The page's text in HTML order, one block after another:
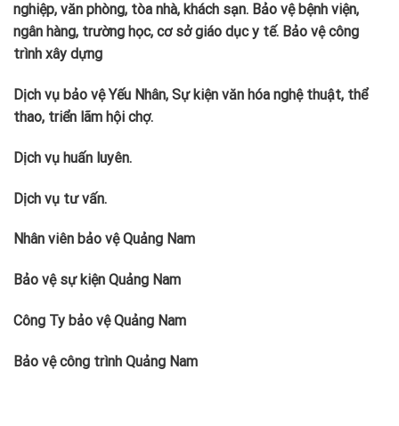
nghiệp, văn phòng, tòa nhà, khách sạn. Bảo vệ bệnh viện,
ngân hàng, trường học, cơ sở giáo dục y tế. Bảo vệ công
trình xây dựng
Dịch vụ bảo vệ Yếu Nhân, Sự kiện văn hóa nghệ thuật, thể
thao, triển lãm hội chợ.
Dịch vụ huấn luyên.
Dịch vụ tư vấn.
Nhân viên bảo vệ Quảng Nam
Bảo vệ sự kiện Quảng Nam
Công Ty bảo vệ Quảng Nam
Bảo vệ công trình Quảng Nam